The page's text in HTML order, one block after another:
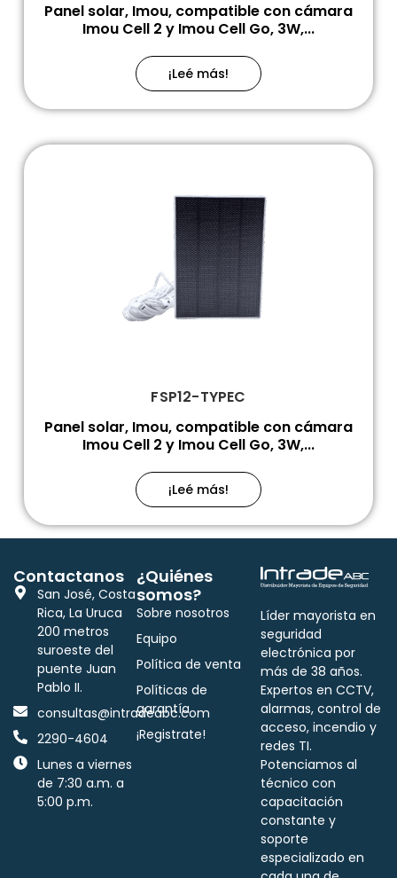
Panel solar, Imou, compatible con cámara
Imou Cell 2 y Imou Cell Go, 3W,...
¡Leé más!
FSP12-TYPEC
Panel solar, Imou, compatible con cámara
Imou Cell 2 y Imou Cell Go, 3W,...
¡Leé más!
Líder mayorista en
seguridad
electrónica por
más de 38 años.
Expertos en CCTV,
alarmas, control de
acceso, incendio y
redes TI.
Potenciamos al
técnico con
capacitación
constante y
soporte
especializado en
¿Quiénes
somos?
Sobre nosotros
Equipo
Política de venta
Políticas de
garantía
¡Registrate!
Contactanos
San José, Costa
Rica, La Uruca
200 metros
suroeste del
puente Juan
Pablo II.
consultas@intradeabc.com
2290-4604
Lunes a viernes
de 7:30 a.m. a
5:00 p.m.